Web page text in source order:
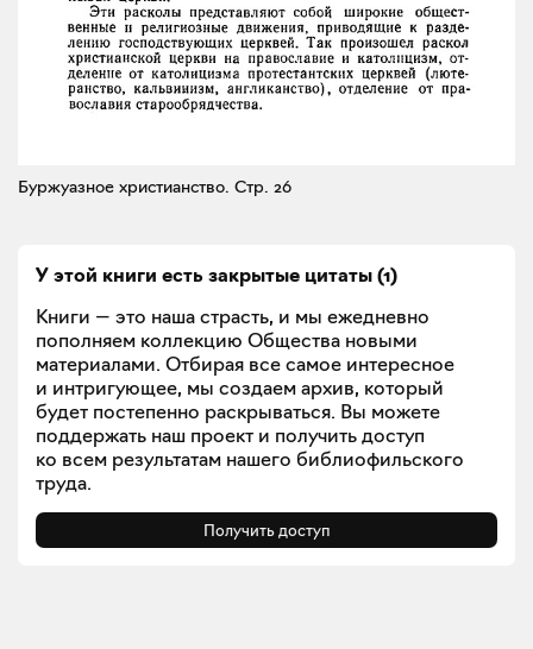
Буржуазное христианство. Стр. 26
У этой книги есть закрытые цитаты (1)
Книги — это наша страсть, и мы ежедневно
пополняем коллекцию Общества новыми
материалами. Отбирая все самое интересное
и интригующее, мы создаем архив, который
будет постепенно раскрываться. Вы можете
поддержать наш проект и получить доступ
ко всем результатам нашего библиофильского
труда.
Получить доступ